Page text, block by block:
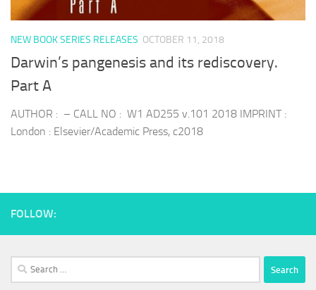
NEW BOOK SERIES RELEASES OCTOBER 11, 2018
Darwin’s pangenesis and its rediscovery.
Part A
AUTHOR : – CALL NO : W1 AD255 v.101 2018 IMPRINT :
London : Elsevier/Academic Press, c2018
FOLLOW:
Search
for: